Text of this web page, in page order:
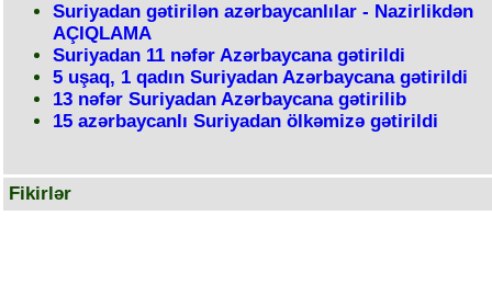
Suriyadan gətirilən azərbaycanlılar - Nazirlikdən
AÇIQLAMA
Suriyadan 11 nəfər Azərbaycana gətirildi
5 uşaq, 1 qadın Suriyadan Azərbaycana gətirildi
13 nəfər Suriyadan Azərbaycana gətirilib
15 azərbaycanlı Suriyadan ölkəmizə gətirildi
Fikirlər